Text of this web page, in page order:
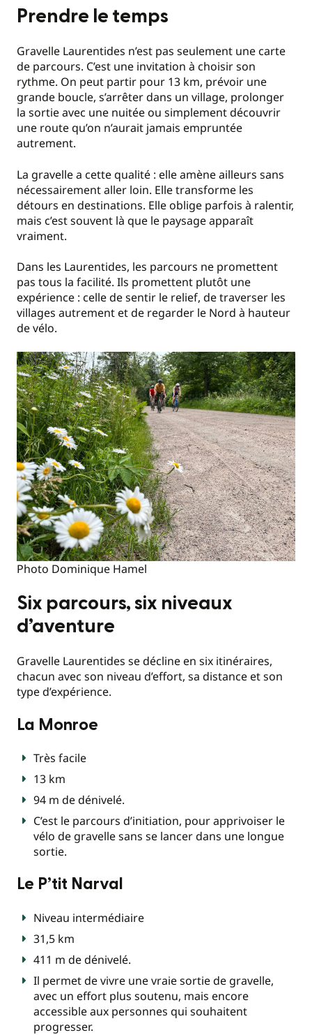
Prendre le temps
Gravelle Laurentides n’est pas seulement une carte
de parcours. C’est une invitation à choisir son
rythme. On peut partir pour 13 km, prévoir une
grande boucle, s’arrêter dans un village, prolonger
la sortie avec une nuitée ou simplement découvrir
une route qu’on n’aurait jamais empruntée
autrement.
La gravelle a cette qualité : elle amène ailleurs sans
nécessairement aller loin. Elle transforme les
détours en destinations. Elle oblige parfois à ralentir,
mais c’est souvent là que le paysage apparaît
vraiment.
Dans les Laurentides, les parcours ne promettent
pas tous la facilité. Ils promettent plutôt une
expérience : celle de sentir le relief, de traverser les
villages autrement et de regarder le Nord à hauteur
de vélo.
Photo Dominique Hamel
Six parcours, six niveaux
d’aventure
Gravelle Laurentides se décline en six itinéraires,
chacun avec son niveau d’effort, sa distance et son
type d’expérience.
La Monroe
Très facile
13 km
94 m de dénivelé.
C’est le parcours d’initiation, pour apprivoiser le
vélo de gravelle sans se lancer dans une longue
sortie.
Le P’tit Narval
Niveau intermédiaire
31,5 km
411 m de dénivelé.
Il permet de vivre une vraie sortie de gravelle,
avec un effort plus soutenu, mais encore
accessible aux personnes qui souhaitent
progresser.